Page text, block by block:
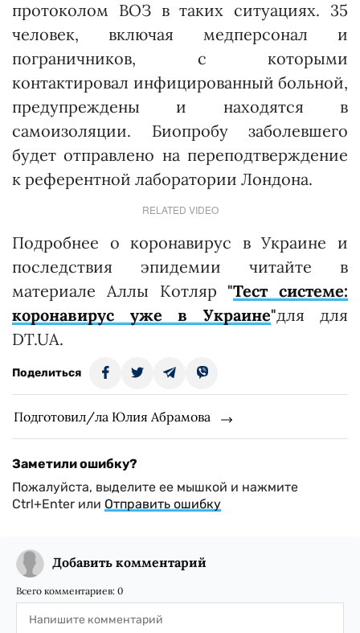
протоколом ВОЗ в таких ситуациях. 35
человек, включая медперсонал и
пограничников, с которыми
контактировал инфицированный больной,
предупреждены и находятся в
самоизоляции. Биопробу заболевшего
будет отправлено на переподтверждение
к референтной лаборатории Лондона.
RELATED VIDEO
Подробнее о коронавирус в Украине и
последствия эпидемии читайте в
материале Аллы Котляр"Тест системе:
коронавирус уже в Украине"для для
DT.UA.
Поделиться
Подготовил/ла Юлия Абрамова
Заметили ошибку?
Пожалуйста, выделите ее мышкой и нажмите
Ctrl+Enter или Отправить ошибку
Добавить комментарий
Всего комментариев: 0